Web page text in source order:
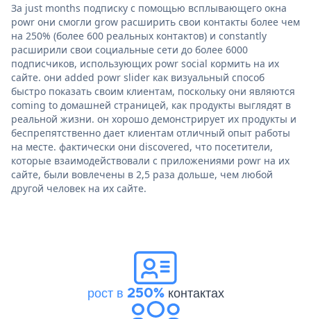
За just months подписку с помощью всплывающего окна
powr они смогли grow расширить свои контакты более чем
на 250% (более 600 реальных контактов) и constantly
расширили свои социальные сети до более 6000
подписчиков, использующих powr social кормить на их
сайте. они added powr slider как визуальный способ
быстро показать своим клиентам, поскольку они являются
coming to домашней страницей, как продукты выглядят в
реальной жизни. он хорошо демонстрирует их продукты и
беспрепятственно дает клиентам отличный опыт работы
на месте. фактически они discovered, что посетители,
которые взаимодействовали с приложениями powr на их
сайте, были вовлечены в 2,5 раза дольше, чем любой
другой человек на их сайте.
рост в 250%контактах